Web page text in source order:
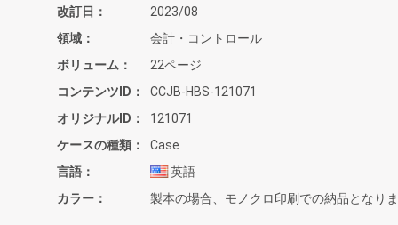
改訂日
2023/08
領域
会計・コントロール
ボリューム
22ページ
コンテンツID
CCJB-HBS-121071
オリジナルID
121071
ケースの種類
Case
言語
英語
カラー
製本の場合、モノクロ印刷での納品となり